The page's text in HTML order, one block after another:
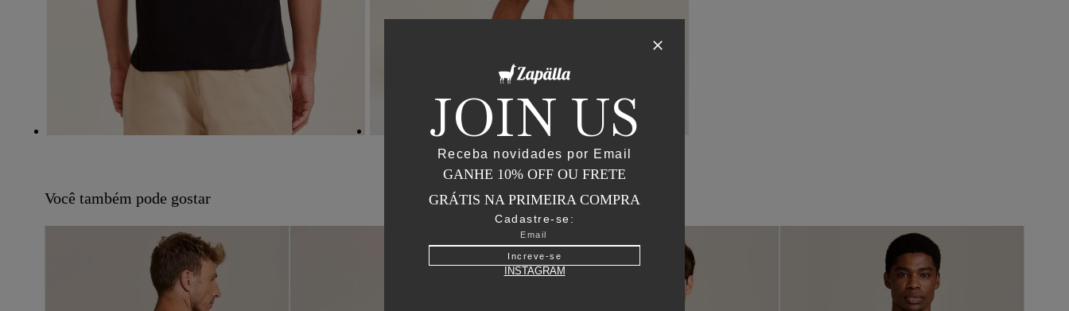
Você também pode gostar
JOIN US
Receba novidades por Email
GANHE 10% OFF OU FRETE
GRÁTIS NA PRIMEIRA COMPRA
Cadastre-se:
Increve-se
INSTAGRAM